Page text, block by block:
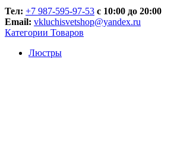
Тел: +7 987-595-97-53 с 10:00 до 20:00
Email: vkluchisvetshop@yandex.ru
Категории Товаров
Люстры